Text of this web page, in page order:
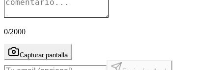
0/2000
Capturar pantalla